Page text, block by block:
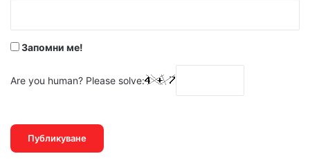
Запомни ме!
Are you human? Please solve: